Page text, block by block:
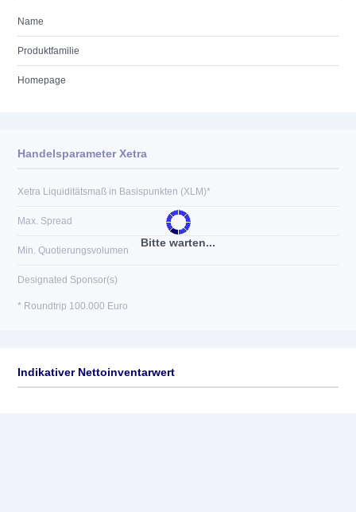
Name
Produktfamilie
Homepage
Bitte warten...
Handelsparameter Xetra
Xetra Liquiditätsmaß in Basispunkten (XLM)*
Max. Spread
Min. Quotierungsvolumen
Designated Sponsor(s)
* Roundtrip 100.000 Euro
Indikativer Nettoinventarwert